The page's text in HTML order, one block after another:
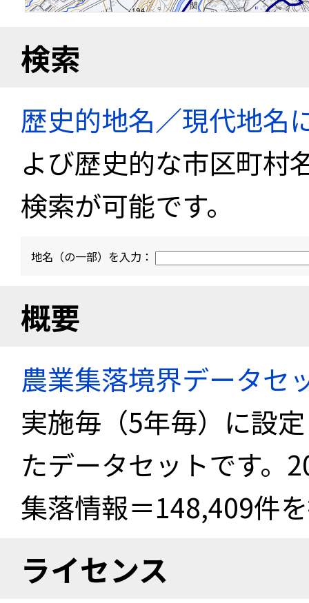
検索
歴史的地名／現代地名
よび歴史的な市区町村
検索が可能です。
地名（の一部）を入力：
概要
農業集落境界データセ
実施毎（5年毎）に設
たデータセットです。
集落情報＝148,409件
ライセンス